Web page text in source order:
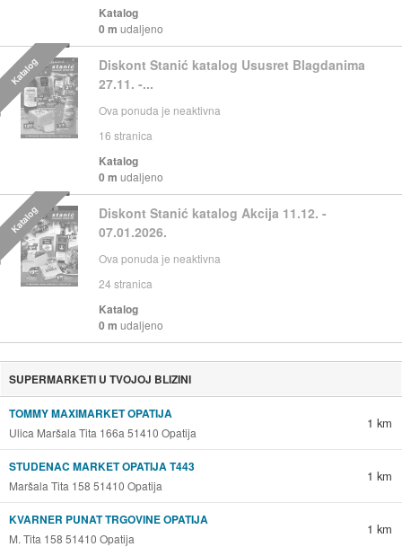
Katalog
0 m udaljeno
Diskont Stanić katalog Ususret Blagdanima
27.11. -...
Ova ponuda je neaktivna
16 stranica
Katalog
0 m udaljeno
Katalog
Diskont Stanić katalog Akcija 11.12. -
07.01.2026.
Ova ponuda je neaktivna
24 stranica
Katalog
0 m udaljeno
Katalog
SUPERMARKETI U TVOJOJ BLIZINI
TOMMY MAXIMARKET OPATIJA
Ulica Maršala Tita 166a 51410 Opatija
1 km
STUDENAC MARKET OPATIJA T443
Maršala Tita 158 51410 Opatija
1 km
KVARNER PUNAT TRGOVINE OPATIJA
M. Tita 158 51410 Opatija
1 km